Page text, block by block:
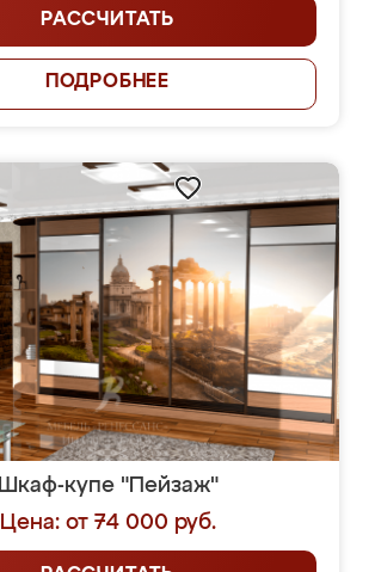
РАССЧИТАТЬ
ПОДРОБНЕЕ
Шкаф-купе "Пейзаж"
Цена: от 74 000 руб.